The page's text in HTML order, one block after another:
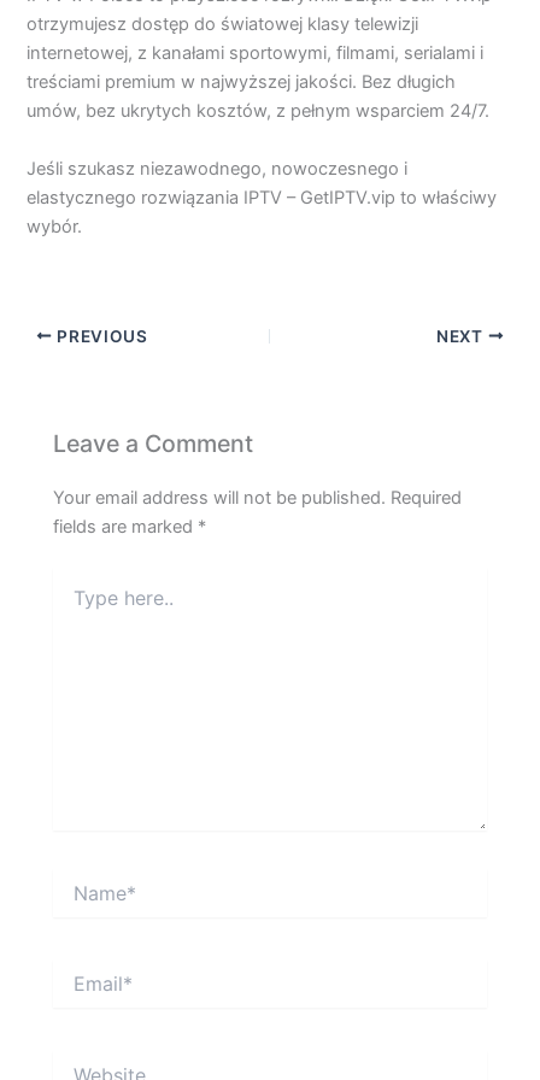
otrzymujesz dostęp do światowej klasy telewizji
internetowej, z kanałami sportowymi, filmami, serialami i
treściami premium w najwyższej jakości. Bez długich
umów, bez ukrytych kosztów, z pełnym wsparciem 24/7.
Jeśli szukasz niezawodnego, nowoczesnego i
elastycznego rozwiązania IPTV – GetIPTV.vip to właściwy
wybór.
PREVIOUS NEXT
Leave a Comment
Your email address will not be published. Required
fields are marked *
here..